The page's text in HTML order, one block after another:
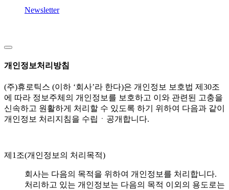
Newsletter
개인정보처리방침
(주)휴로틱스 (이하 ‘회사’라 한다)은 개인정보 보호법 제30조
에 따라 정보주체의 개인정보를 보호하고 이와 관련된 고충을
신속하고 원활하게 처리할 수 있도록 하기 위하여 다음과 같이
개인정보 처리지침을 수립ㆍ공개합니다.
제1조(개인정보의 처리목적)
회사는 다음의 목적을 위하여 개인정보를 처리합니다.
처리하고 있는 개인정보는 다음의 목적 이외의 용도로는